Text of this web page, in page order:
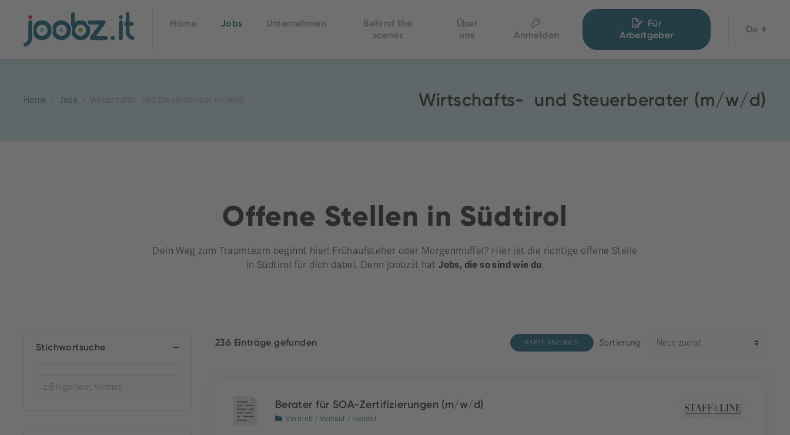
Home Jobs Unternehmen
Behind the
scenes
Über
uns
Anmelden
Für
Arbeitgeber
De
Home Jobs Wirtschafts- und Steuerberater (m/w/d) Wirtschafts- und Steuerberater (m/w/d)
Offene Stellen in Südtirol
Dein Weg zum Traumteam beginnt hier! Frühaufsteher oder Morgenmuffel? Hier ist die richtige offene Stelle
in Südtirol für dich dabei. Denn joobz.it hatJobs, die so sind wie du.
Stichwortsuche 236 Einträge gefunden KARTE ANZEIGEN Sortierung
Berater für SOA-Zertifizierungen (m/w/d)
Vertrieb / Verkauf / Handel